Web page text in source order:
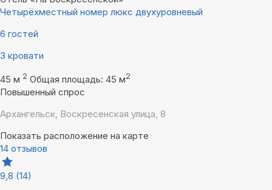
Четырёхместный номер люкс двухуровневый
6 гостей
3 кровати
45 м 2 Общая площадь: 45 м2
Повышенный спрос
Архангельск, Воскресенская улица, 8
Показать расположение на карте
14 отзывов
9,8 (14)